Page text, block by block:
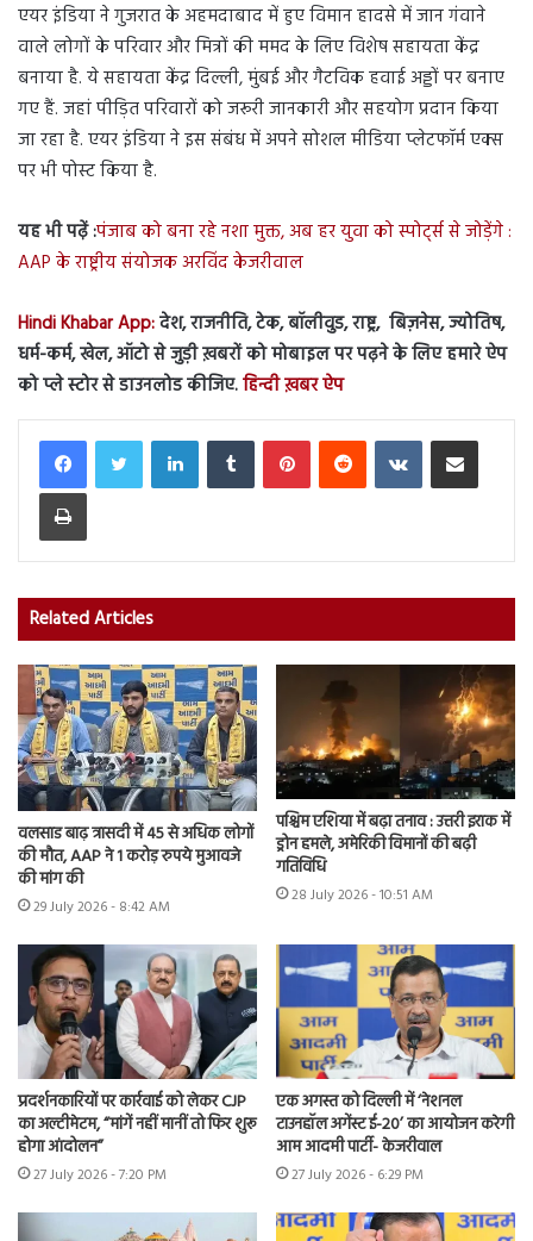
एयर इंडिया ने गुजरात के अहमदाबाद में हुए विमान हादसे में जान गंवाने
वाले लोगों के परिवार और मित्रों की ममद के लिए विशेष सहायता केंद्र
बनाया है. ये सहायता केंद्र दिल्ली, मुंबई और गैटविक हवाई अड्डों पर बनाए
गए हैं. जहां पीड़ित परिवारों को जरूरी जानकारी और सहयोग प्रदान किया
जा रहा है. एयर इंडिया ने इस संबंध में अपने सोशल मीडिया प्लेटफॉर्म एक्स
पर भी पोस्ट किया है.
यह भी पढ़ें :पंजाब को बना रहे नशा मुक्त, अब हर युवा को स्पोर्ट्स से जोड़ेंगे :
AAP के राष्ट्रीय संयोजक अरविंद केजरीवाल
Hindi Khabar App:देश, राजनीति, टेक, बॉलीवुड, राष्ट्र, बिज़नेस, ज्योतिष,
धर्म-कर्म, खेल, ऑटो से जुड़ी ख़बरों को मोबाइल पर पढ़ने के लिए हमारे ऐप
को प्ले स्टोर से डाउनलोड कीजिए.हिन्दी ख़बर ऐप
LinkedInTumblr PinterestReddit VKontakteShare via Email
Print
Related Articles
वलसाड बाढ़ त्रासदी में 45 से अधिक लोगों
की मौत, AAP ने 1 करोड़ रुपये मुआवजे
की मांग की
29 July 2026 - 8:42 AM
पश्चिम एशिया में बढ़ा तनाव : उत्तरी इराक में
ड्रोन हमले, अमेरिकी विमानों की बढ़ी
गतिविधि
28 July 2026 - 10:51 AM
प्रदर्शनकारियों पर कार्रवाई को लेकर CJP
का अल्टीमेटम, “मांगें नहीं मानीं तो फिर शुरू
होगा आंदोलन”
27 July 2026 - 7:20 PM
एक अगस्त को दिल्ली में ‘नेशनल
टाउनहॉल अगेंस्ट ई-20’ का आयोजन करेगी
आम आदमी पार्टी- केजरीवाल
27 July 2026 - 6:29 PM